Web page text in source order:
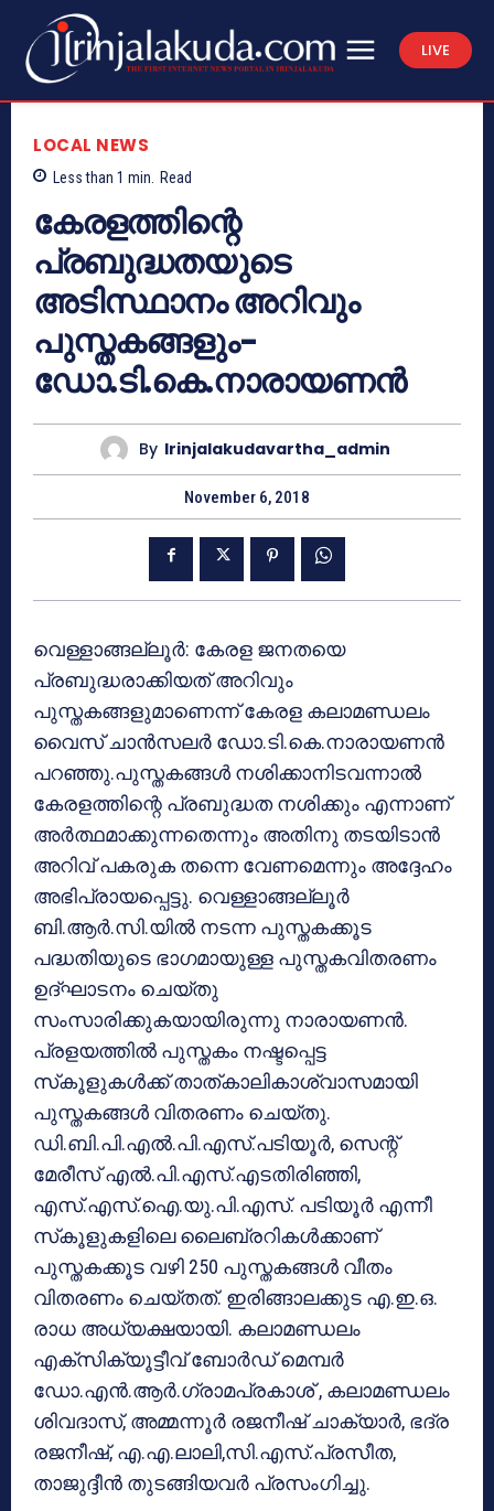
LIVE
LOCAL NEWS
Less than 1 min. Read
കേരളത്തിന്റെ
പ്രബുദ്ധതയുടെ
അടിസ്ഥാനം അറിവും
പുസ്തകങ്ങളും-
ഡോ.ടി.കെ.നാരായണന്‍
By Irinjalakudavartha_admin
November 6, 2018
വെള്ളാങ്ങല്ലൂര്‍: കേരള ജനതയെ
പ്രബുദ്ധരാക്കിയത് അറിവും
പുസ്തകങ്ങളുമാണെന്ന് കേരള കലാമണ്ഡലം
വൈസ് ചാന്‍സലര്‍ ഡോ.ടി.കെ.നാരായണന്‍
പറഞ്ഞു.പുസ്തകങ്ങള്‍ നശിക്കാനിടവന്നാല്‍
കേരളത്തിന്റെ പ്രബുദ്ധത നശിക്കും എന്നാണ്
അര്‍ത്ഥമാക്കുന്നതെന്നും അതിനു തടയിടാന്‍
അറിവ് പകരുക തന്നെ വേണമെന്നും അദ്ദേഹം
അഭിപ്രായപ്പെട്ടു. വെള്ളാങ്ങല്ലൂര്‍
ബി.ആര്‍.സി.യില്‍ നടന്ന പുസ്തകക്കൂട
പദ്ധതിയുടെ ഭാഗമായുള്ള പുസ്തകവിതരണം
ഉദ്ഘാടനം ചെയ്തു
സംസാരിക്കുകയായിരുന്നു നാരായണന്‍.
പ്രളയത്തില്‍ പുസ്തകം നഷ്ടപ്പെട്ട
സ്‌കൂളുകള്‍ക്ക് താത്കാലികാശ്വാസമായി
പുസ്തകങ്ങള്‍ വിതരണം ചെയ്തു.
ഡി.ബി.പി.എല്‍.പി.എസ്.പടിയൂര്‍, സെന്റ്
മേരീസ് എല്‍.പി.എസ്.എടതിരിഞ്ഞി,
എസ്.എസ്.ഐ.യു.പി.എസ്. പടിയൂര്‍ എന്നീ
സ്‌കൂളുകളിലെ ലൈബ്രറികള്‍ക്കാണ്
പുസ്തകക്കൂട വഴി 250 പുസ്തകങ്ങള്‍ വീതം
വിതരണം ചെയ്തത്. ഇരിങ്ങാലക്കുട എ.ഇ.ഒ.
രാധ അധ്യക്ഷയായി. കലാമണ്ഡലം
എക്‌സിക്യൂട്ടീവ് ബോര്‍ഡ് മെമ്പര്‍
ഡോ.എന്‍.ആര്‍.ഗ്രാമപ്രകാശ് , കലാമണ്ഡലം
ശിവദാസ്, അമ്മന്നൂര്‍ രജനീഷ് ചാക്യാര്‍, ഭദ്ര
രജനീഷ്, എ.എ.ലാലി,സി.എസ്.പ്രസീത,
താജുദ്ദീന്‍ തുടങ്ങിയവര്‍ പ്രസംഗിച്ചു.